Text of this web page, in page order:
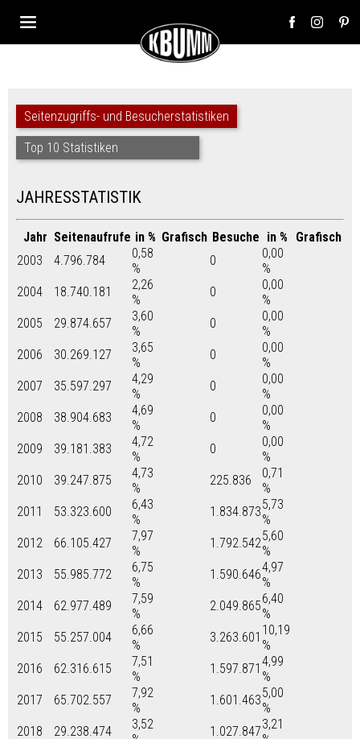
Seitenzugriffs- und Besucherstatistiken
Top 10 Statistiken
JAHRESSTATISTIK
Jahr Seitenaufrufe in % Grafisch Besuche in %
Grafisch
2003
4.796.784
0,58
%
0
0,00
%
2004
18.740.181
2,26
%
0
0,00
%
2005
29.874.657
3,60
%
0
0,00
%
2006
30.269.127
3,65
%
0
0,00
%
2007
35.597.297
4,29
%
0
0,00
%
2008
38.904.683
4,69
%
0
0,00
%
2009
39.181.383
4,72
%
0
0,00
%
2010
39.247.875
4,73
%
225.836
0,71
%
2011
53.323.600
6,43
%
1.834.8735,73
%
2012
66.105.427
7,97
%
1.792.5425,60
%
2013
55.985.772
6,75
%
1.590.6464,97
%
2014
62.977.489
7,59
%
2.049.8656,40
%
2015
55.257.004
6,66
%
3.263.601 10,19
%
2016
62.316.615
7,51
%
1.597.871 4,99
%
2017
65.702.557
7,92
%
1.601.4635,00
%
2018
29.238.474
3,52
1.027.8473,21